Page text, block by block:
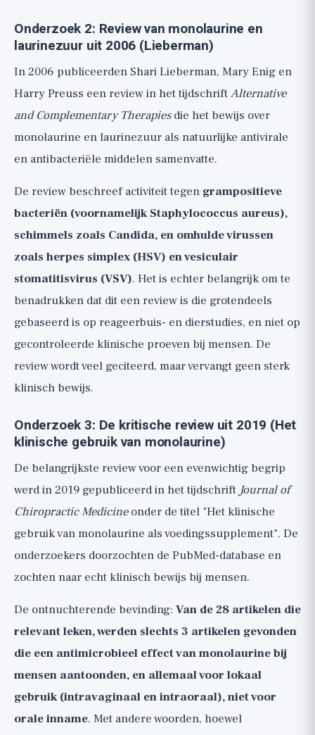
Onderzoek 2: Review van monolaurine en
laurinezuur uit 2006 (Lieberman)
In 2006 publiceerden Shari Lieberman, Mary Enig en
Harry Preuss een review in het tijdschriftAlternative
and Complementary Therapiesdie het bewijs over
monolaurine en laurinezuur als natuurlijke antivirale
en antibacteriële middelen samenvatte.
De review beschreef activiteit tegen grampositieve
bacteriën (voornamelijk Staphylococcus aureus),
schimmels zoals Candida, en omhulde virussen
zoals herpes simplex (HSV) en vesiculair
stomatitisvirus (VSV). Het is echter belangrijk om te
benadrukken dat dit een review is die grotendeels
gebaseerd is op reageerbuis- en dierstudies, en niet op
gecontroleerde klinische proeven bij mensen. De
review wordt veel geciteerd, maar vervangt geen sterk
klinisch bewijs.
Onderzoek 3: De kritische review uit 2019 (Het
klinische gebruik van monolaurine)
De belangrijkste review voor een evenwichtig begrip
werd in 2019 gepubliceerd in het tijdschrift Journal of
Chiropractic Medicineonder de titel "Het klinische
gebruik van monolaurine als voedingssupplement". De
onderzoekers doorzochten de PubMed-database en
zochten naar echt klinisch bewijs bij mensen.
De ontnuchterende bevinding: Van de 28 artikelen die
relevant leken, werden slechts 3 artikelen gevonden
die een antimicrobieel effect van monolaurine bij
mensen aantoonden, en allemaal voor lokaal
gebruik (intravaginaal en intraoraal), niet voor
orale inname. Met andere woorden, hoewel